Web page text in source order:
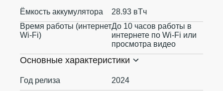
Ёмкость аккумулятора
28.93 вТч
Время работы (интернет
Wi-Fi)
До 10 часов работы в
интернете по Wi‑Fi или
просмотра видео
Основные характеристики
Год релиза 2024